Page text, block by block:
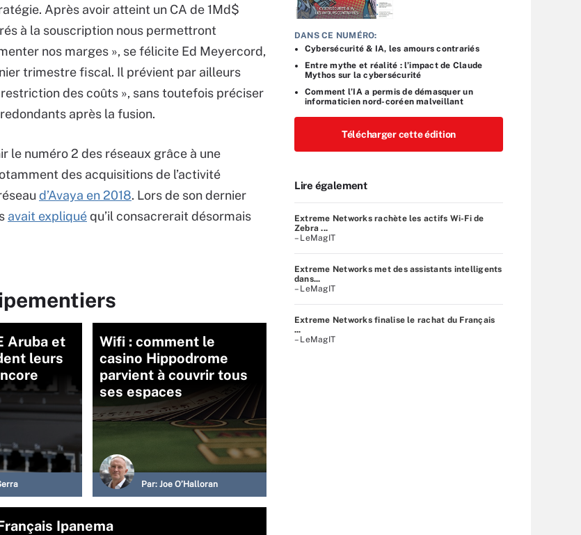
Après avoir atteint un CA de 1Md$
à la souscription nous permettront
nos marges », se félicite Ed Meyercord,
trimestre fiscal. Il prévient par ailleurs
des coûts », sans toutefois préciser
après la fusion.
le numéro 2 des réseaux grâce à une
des acquisitions de l’activité
d’Avaya en 2018. Lors de son dernier
avait expliquéqu’il consacrerait désormais
Aruba et
leurs
Wifi : comment le
casino Hippodrome
parvient à couvrir tous
ses espaces
Par: Joe O’Halloran
Ipanema
DANS CE NUMÉRO:
Cybersécurité & IA, les amours contrariés
Entre mythe et réalité : l’impact de Claude
Mythos sur la cybersécurité
Comment l’IA a permis de démasquer un
informaticien nord-coréen malveillant
Télécharger cette édition
Lire également
Extreme Networks rachète les actifs Wi-Fi de
Zebra ...
– LeMagIT
Extreme Networks met des assistants intelligents
dans...
– LeMagIT
Extreme Networks finalise le rachat du Français
...
– LeMagIT